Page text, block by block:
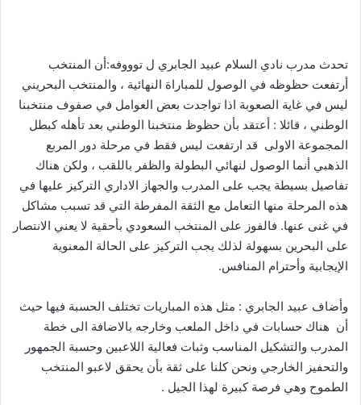
تحدث مدرب نادي السلام عبيد الجابري ل توووفه:أن المنتخب
أرتفعت حظوظه في الوصول للمباراة النهائية ، والمنتخب البحريني
ليس في غاية الصعوبة اذا تواجدت بعض العوامل في صفوف منتخبنا
الوطني ، قائلا : أعتقد بأن حظوظ منتخبنا الوطني بعد تأهله كبطل
المجموعة الاولى قد ارتفعت ليس فقط في مرحلة دور المربع
الذهبي أنما الوصول لنهائي البطولة والظفر باللقب ، ولكن هناك
تفاصيل بسيطة يجب على المدرب والجهاز الاداري التركيز عليها في
هذه المرحلة منها التعامل مع الثقة المفرطة التي قد تسبب مشاكل
في غنى عنها. فالفوز على المنتخب السعودي بأحقية لا يعني الانتصار
على البحرين بسهولة لذلك يجب التركيز على الحالة المعنوية
الإيجابية وأحترام المنافس.
وأضاف عبيد الجابري : مثل هذه المباريات تختلف الحسبة فيها حيث
أن هناك حسابات في داخل الملعب وخارجه بالاضافة الى خطة
المدرب والتشكيل المناسب وثبات فعالية اللاعبين وحسبة الجمهور
والتحفيز الخارجي ونحن كلنا على ثقة بأن يحقق لاعبو المنتخب
الطموح وهي فرصة كبيرة لهذا الجيل .